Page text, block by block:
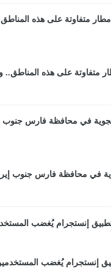
متفاوتة على هذه المناطق..
في محافظة فارس جنوب
إنستجرام يُغضب